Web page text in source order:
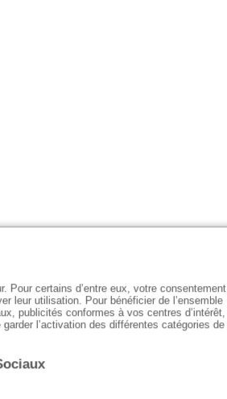
Pour certains d’entre eux, votre consentement
leur utilisation. Pour bénéficier de l’ensemble
publicités conformes à vos centres d’intérêt,
l’activation des différentes catégories de